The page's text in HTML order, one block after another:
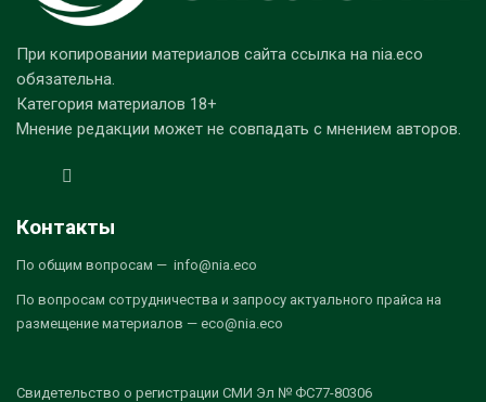
При копировании материалов сайта ссылка на nia.eco
обязательна.
Категория материалов 18+
Мнение редакции может не совпадать с мнением авторов.
Контакты
По общим вопросам — info@nia.eco
По вопросам сотрудничества и запросу актуального прайса на
размещение материалов — eco@nia.eco
Свидетельство о регистрации СМИ Эл № ФС77-80306